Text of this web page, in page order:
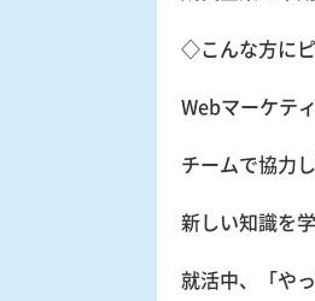
◇こんな方にピ
Webマーケテ
チームで協力
新しい知識を
就活中、「や